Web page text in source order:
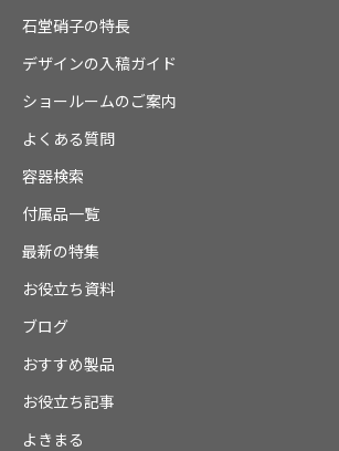
石堂硝子の特長
デザインの入稿ガイド
ショールームのご案内
よくある質問
容器検索
付属品一覧
最新の特集
お役立ち資料
ブログ
おすすめ製品
お役立ち記事
よきまる